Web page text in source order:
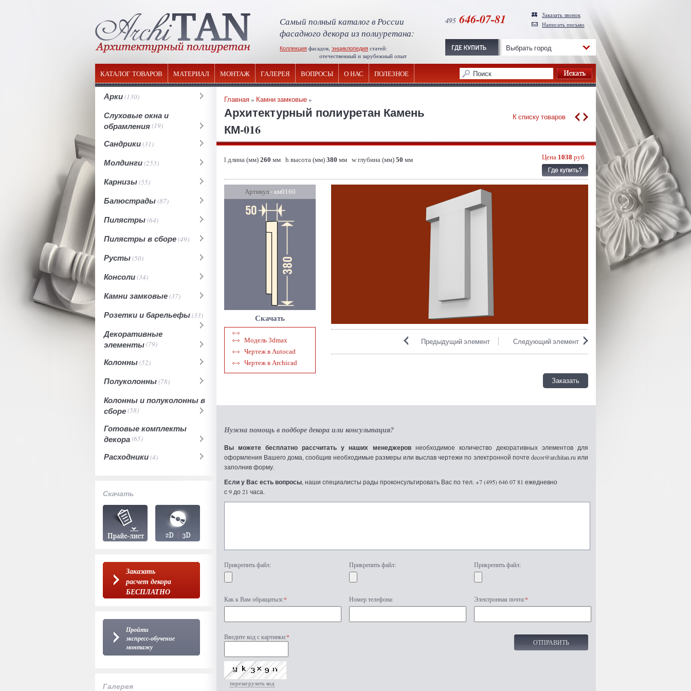
Самый полный каталог в России
фасадного декора из полиуретана:
Коллекция фасадов, энциклопедия статей:
отечественный и зарубежный опыт
495 646-07-81
Заказать звонок
Написать письмо
Выбрать город
КАТАЛОГ ТОВАРОВ МАТЕРИАЛ МОНТАЖ ГАЛЕРЕЯ ВОПРОСЫ О НАС ПОЛЕЗНОЕ
Арки(130)
Слуховые окна и
обрамления(19)
Сандрики(31)
Молдинги(253)
Карнизы(55)
Балюстрады(87)
Пилястры(64)
Пилястры в сборе(49)
Русты(50)
Консоли(34)
Камни замковые(37)
Розетки и барельефы(33)
Декоративные
элементы(79)
Колонны(52)
Полуколонны(78)
Колонны и полуколонны в
сборе(58)
Готовые комплекты
декора(65)
Расходники(4)
Скачать
Заказать
расчет декора
БЕСПЛАТНО
Пройти
экспресс-обучение
монтажу
Галерея
Главная» Камни замковые»
Архитектурный полиуретан Камень
КМ-016
К списку товаров
l длина (мм) 260 мм h высота (мм) 380 мм w глубина (мм) 50 мм Цена 1038 руб
Артикул- км0160
Скачать
Модель 3dmax
Чертеж в Autocad
Чертеж в Archicad
Следующий элемент
Предыдущий элемент
Заказать
Нужна помощь в подборе декора или консультация?
Вы можете бесплатно рассчитать у наших менеджеровнеобходимое количество декоративных элементов для
оформления Вашего дома, сообщив необходимые размеры или выслав чертежи по электронной почте decor@architan.ru или
заполнив форму.
Если у Вас есть вопросы , наши специалисты рады проконсультировать Вас по тел. +7 (495) 646 07 81 ежедневно
с 9 до 21 часа.
Прикрепить файл: Прикрепить файл: Прикрепить файл:
Как к Вам обращаться:* Номер телефона: Электронная почта:*
Введите код с картинки:*
перезагрузить код